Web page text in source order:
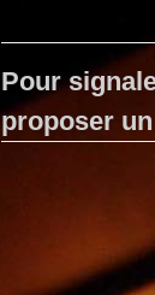
Pour
proposer